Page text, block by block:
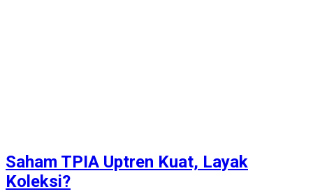
Saham TPIA Uptren Kuat, Layak
Koleksi?